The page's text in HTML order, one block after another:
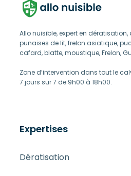
Allo nuisible, expert en
punaises de lit, frelon asiatique,
cafard, blatte, moustique, Frelon,
Zone d’intervention dans tout le
7 jours sur 7 de 9h00 à 18h00.
Expertises
Dératisation